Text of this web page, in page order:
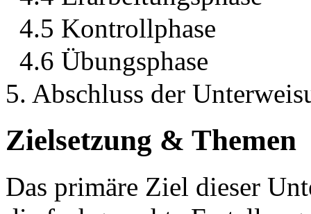
4.5 Kontrollphase
4.6 Übungsphase
5. Abschluss der
Zielsetzung & Themen
Das primäre Ziel dieser